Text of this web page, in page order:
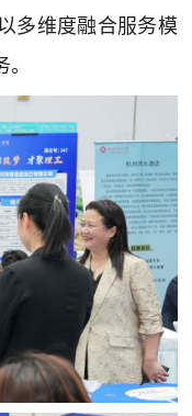
多维度融合服务模